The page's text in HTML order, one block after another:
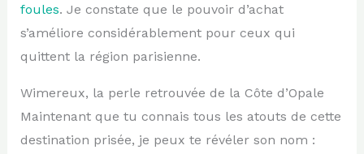
foules. Je constate que le pouvoir d’achat
s’améliore considérablement pour ceux qui
quittent la région parisienne.
Wimereux, la perle retrouvée de la Côte d’Opale
Maintenant que tu connais tous les atouts de cette
destination prisée, je peux te révéler son nom :